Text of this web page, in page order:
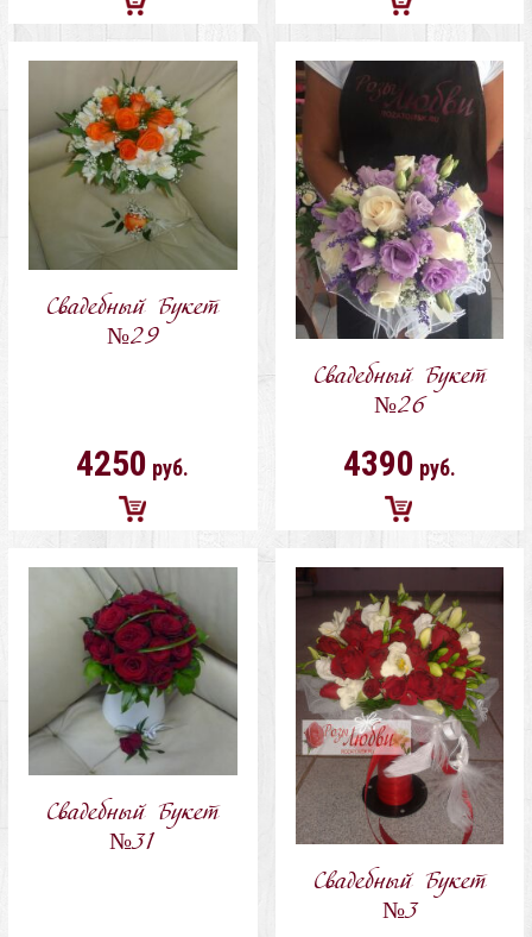
Добавить
в
корзину
Добавить
в
корзину
Свадебный Букет
№29
4250 руб.
Добавить
в
корзину
Свадебный Букет
№26
4390 руб.
Добавить
в
корзину
Свадебный Букет
№31
Свадебный Букет
№3